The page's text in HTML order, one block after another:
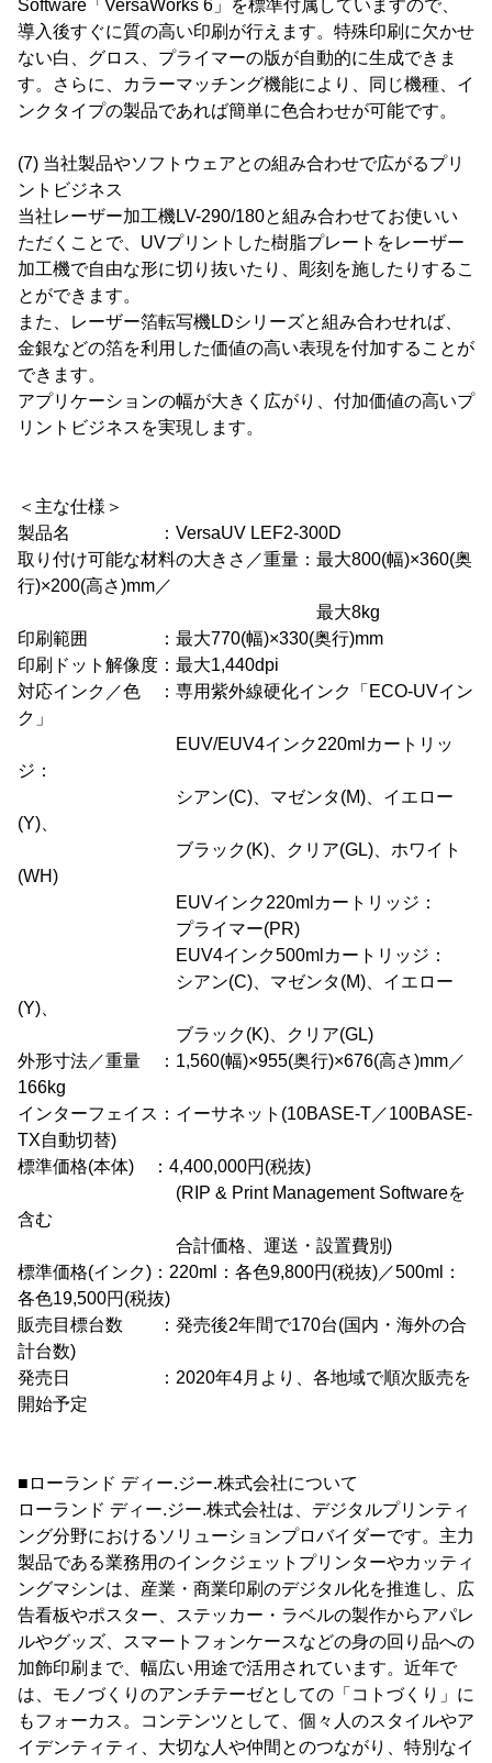
Software「VersaWorks 6」を標準付属していますので、
導入後すぐに質の高い印刷が行えます。特殊印刷に欠かせ
ない白、グロス、プライマーの版が自動的に生成できま
す。さらに、カラーマッチング機能により、同じ機種、イ
ンクタイプの製品であれば簡単に色合わせが可能です。
(7) 当社製品やソフトウェアとの組み合わせで広がるプリ
ントビジネス
当社レーザー加工機LV-290/180と組み合わせてお使いい
ただくことで、UVプリントした樹脂プレートをレーザー
加工機で自由な形に切り抜いたり、彫刻を施したりするこ
とができます。
また、レーザー箔転写機LDシリーズと組み合わせれば、
金銀などの箔を利用した価値の高い表現を付加することが
できます。
アプリケーションの幅が大きく広がり、付加価値の高いプ
リントビジネスを実現します。
＜主な仕様＞
製品名 ：VersaUV LEF2-300D
取り付け可能な材料の大きさ／重量：最大800(幅)×360(奥
行)×200(高さ)mm／
最大8kg
印刷範囲 ：最大770(幅)×330(奥行)mm
印刷ドット解像度：最大1,440dpi
対応インク／色 ：専用紫外線硬化インク「ECO-UVイン
ク」
EUV/EUV4インク220mlカートリッ
ジ：
シアン(C)、マゼンタ(M)、イエロー
(Y)、
ブラック(K)、クリア(GL)、ホワイト
(WH)
EUVインク220mlカートリッジ：
プライマー(PR)
EUV4インク500mlカートリッジ：
シアン(C)、マゼンタ(M)、イエロー
(Y)、
ブラック(K)、クリア(GL)
外形寸法／重量 ：1,560(幅)×955(奥行)×676(高さ)mm／
166kg
インターフェイス：イーサネット(10BASE-T／100BASE-
TX自動切替)
標準価格(本体) ：4,400,000円(税抜)
(RIP & Print Management Softwareを
含む
合計価格、運送・設置費別)
標準価格(インク)：220ml：各色9,800円(税抜)／500ml：
各色19,500円(税抜)
販売目標台数 ：発売後2年間で170台(国内・海外の合
計台数)
発売日 ：2020年4月より、各地域で順次販売を
開始予定
■ローランド ディー.ジー.株式会社について
ローランド ディー.ジー.株式会社は、デジタルプリンティ
ング分野におけるソリューションプロバイダーです。主力
製品である業務用のインクジェットプリンターやカッティ
ングマシンは、産業・商業印刷のデジタル化を推進し、広
告看板やポスター、ステッカー・ラベルの製作からアパレ
ルやグッズ、スマートフォンケースなどの身の回り品への
加飾印刷まで、幅広い用途で活用されています。近年で
は、モノづくりのアンチテーゼとしての「コトづくり」に
もフォーカス。コンテンツとして、個々人のスタイルやア
イデンティティ、大切な人や仲間とのつながり、特別なイ